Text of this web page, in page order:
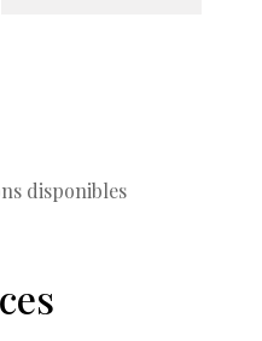
disponibles